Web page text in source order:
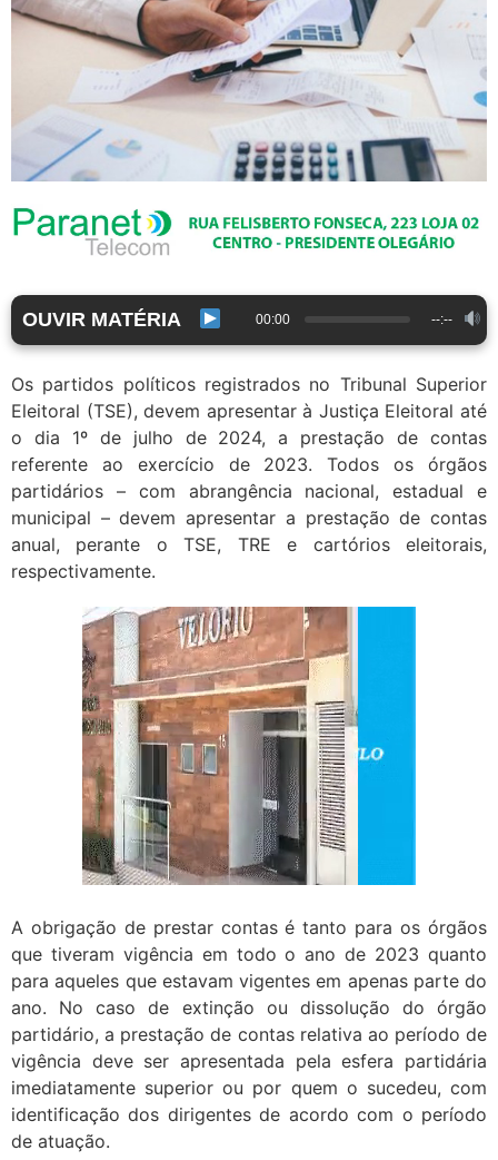
OUVIR MATÉRIA 00:00 --:--
Os partidos políticos registrados no Tribunal Superior
Eleitoral (TSE), devem apresentar à Justiça Eleitoral até
o dia 1º de julho de 2024, a prestação de contas
referente ao exercício de 2023. Todos os órgãos
partidários – com abrangência nacional, estadual e
municipal – devem apresentar a prestação de contas
anual, perante o TSE, TRE e cartórios eleitorais,
respectivamente.
A obrigação de prestar contas é tanto para os órgãos
que tiveram vigência em todo o ano de 2023 quanto
para aqueles que estavam vigentes em apenas parte do
ano. No caso de extinção ou dissolução do órgão
partidário, a prestação de contas relativa ao período de
vigência deve ser apresentada pela esfera partidária
imediatamente superior ou por quem o sucedeu, com
identificação dos dirigentes de acordo com o período
de atuação.